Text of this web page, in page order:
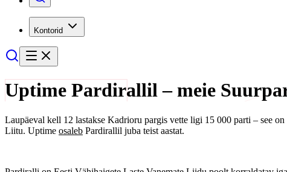
Kontorid
Uptime Pardirallil – meie
Laupäeval kell 12 lastakse Kadrioru pargis vette ligi 15 000 parti – see
Liitu. Uptime osaleb Pardirallil juba teist aastat.